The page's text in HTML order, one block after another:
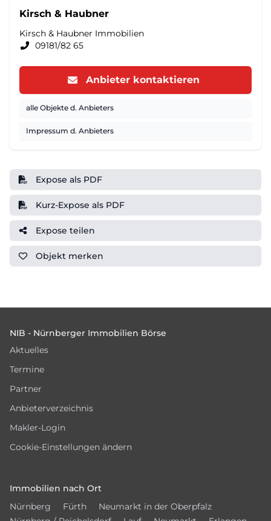
Kirsch & Haubner
Kirsch & Haubner Immobilien
09181/82 65
Anbieter kontaktieren
alle Objekte d. Anbieters
Impressum d. Anbieters
Expose als PDF
Kurz-Expose als PDF
Expose teilen
Objekt merken
NIB - Nürnberger Immobilien Börse
Aktuelles
Termine
Partner
Anbieterverzeichnis
Makler-Login
Cookie-Einstellungen ändern
Immobilien nach Ort
Nürnberg
Fürth
Neumarkt in der Oberpfalz